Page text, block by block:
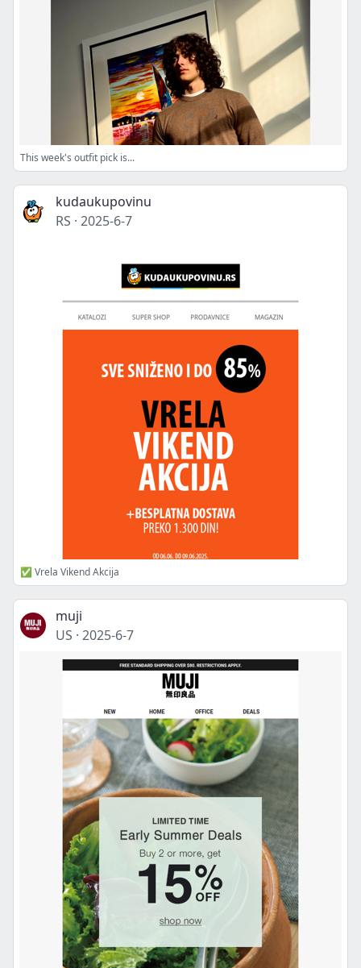
This week's outfit pick is...
kudaukupovinu
RS · 2025-6-7
✅ Vrela Vikend Akcija
muji
US · 2025-6-7